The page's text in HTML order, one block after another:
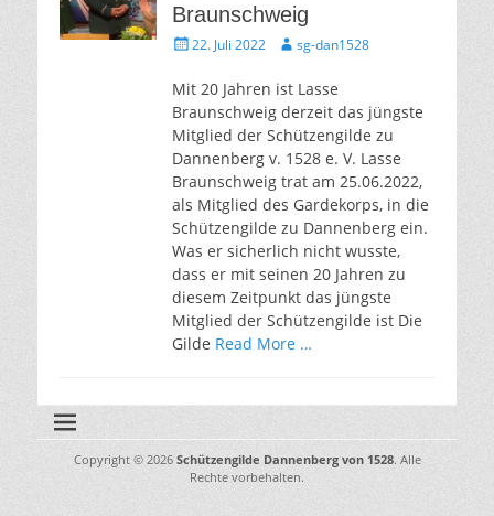
Braunschweig
Gepostet
22. Juli 2022 Autorsg-dan1528
Mit 20 Jahren ist Lasse
Braunschweig derzeit das jüngste
Mitglied der Schützengilde zu
Dannenberg v. 1528 e. V. Lasse
Braunschweig trat am 25.06.2022,
als Mitglied des Gardekorps, in die
Schützengilde zu Dannenberg ein.
Was er sicherlich nicht wusste,
dass er mit seinen 20 Jahren zu
diesem Zeitpunkt das jüngste
Mitglied der Schützengilde ist Die
Gilde Read More …
Copyright © 2026 Schützengilde Dannenberg von 1528. Alle
Rechte vorbehalten.